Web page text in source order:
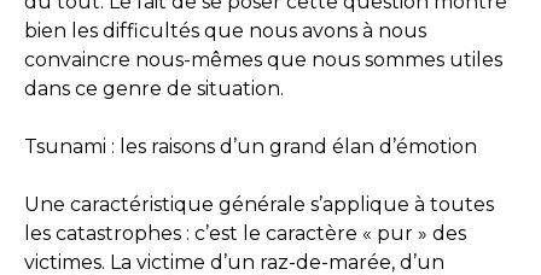
bien les difficultés que nous avons à nous
convaincre nous-mêmes que nous sommes utiles
dans ce genre de situation.
Tsunami : les raisons d’un grand élan d’émotion
Une caractéristique générale s’applique à toutes
les catastrophes : c’est le caractère « pur » des
victimes. La victime d’un raz-de-marée, d’un